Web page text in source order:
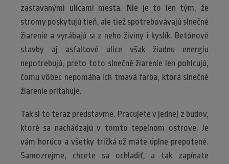
zastavanými ulicami mesta. Nie je to len tým, že
stromy poskytujú tieň, ale tiež spotrebovávajú slnečné
žiarenie a vyrábajú si z neho živiny i kyslík. Betónové
stavby aj asfaltové ulice však žiadnu energiu
nepotrebujú, preto toto slnečné žiarenie len pohlcujú,
čomu vôbec nepomáha ich tmavá farba, ktorá slnečné
žiarenie priťahuje.
Tak si to teraz predstavme. Pracujete v jednej z budov,
ktoré sa nachádzajú v tomto tepelnom ostrove. Je
vám horúco a všetky tričká už máte úplne prepotené.
Samozrejme, chcete sa ochladiť, a tak zapínate